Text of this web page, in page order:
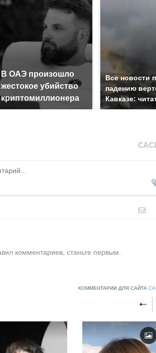
В ОАЭ произошло
жестокое убийство
криптомиллионера
Все новости
падению
Кавказе:
комментариев, станьте первым.
КОММЕНТАРИИ ДЛЯ САЙТА